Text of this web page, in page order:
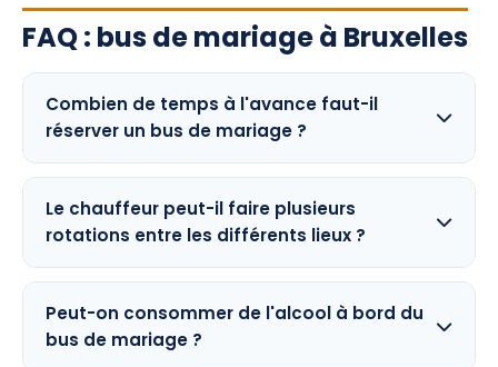
FAQ : bus de mariage à Bruxelles
Combien de temps à l'avance faut-il
réserver un bus de mariage ?
Le chauffeur peut-il faire plusieurs
rotations entre les différents lieux ?
Peut-on consommer de l'alcool à bord du
bus de mariage ?